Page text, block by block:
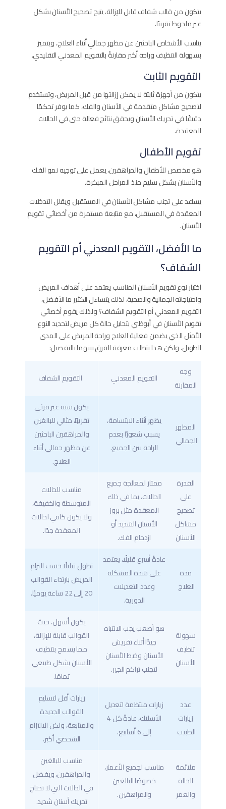
يتكون من قالب شفاف قابل للإزالة، يتيح تصحيح الأسنان بشكل
غير ملحوظ تقريبًا.
يناسب الأشخاص الباحثين عن مظهر جمالي أثناء العلاج، ويتميز
بسهولة التنظيف وراحة أكبر مقارنةً بالتقويم المعدني التقليدي.
التقويم الثابت
يتكون من أجهزة ثابتة لا يمكن إزالتها من قبل المريض، وتستخدم
لتصحيح مشاكل متقدمة في الأسنان والفك، كما يوفر تحكمًا
دقيقًا في تحريك الأسنان ويحقق نتائج فعالة حتى في الحالات
المعقدة.
تقويم الأطفال
هو مخصص للأطفال والمراهقين، يعمل على توجيه نمو الفك
والأسنان بشكل سليم منذ المراحل المبكرة.
يساعد على تجنب مشاكل الأسنان في المستقبل ويقلل التدخلات
المعقدة في المستقبل، مع متابعة مستمرة من أخصائي تقويم
الأسنان.
ما الأفضل، التقويم المعدني أم التقويم
الشفاف؟
اختيار نوع تقويم الأسنان المناسب يعتمد على أهداف المريض
واحتياجاته الجمالية والصحية، لذلك يتساءل الكثير ما الأفضل،
التقويم المعدني أم التقويم الشفاف؟ ولذلك يقوم أخصائي
تقويم الأسنان في أبوظبي بتحليل حالة كل مريض لتحديد النوع
الأمثل الذي يضمن فعالية العلاج وراحة المريض على المدى
الطويل، ولكن هذا يتطلب معرفة الفرق بينهما بالتفصيل:
وجه
المقارنة
التقويم المعدني التقويم الشفاف
المظهر
الجمالي
يظهر أثناء الابتسامة،
يسبب شعورًا بعدم
الراحة بين الجميع.
يكون شبه غير مرئي
تقريبًا، مثالي للبالغين
والمراهقين الباحثين
عن مظهر جمالي أثناء
العلاج.
القدرة
على
تصحيح
مشاكل
الأسنان
ممتاز لمعالجة جميع
الحالات، بما في ذلك
المعقدة مثل بروز
الأسنان الشديد أو
ازدحام الفك.
مناسب للحالات
المتوسطة والخفيفة،
ولا يكون كافي لحالات
المعقدة جدًا.
مدة
العلاج
عادةً أسرع قليلًا، يعتمد
على شدة المشكلة
وعدد التعديلات
الدورية.
تطول قليلًا حسب التزام
المريض بارتداء القوالب
20 إلى 22 ساعة يوميًا.
سهولة
تنظيف
الأسنان
هو أصعب يجب الانتباه
جيدًا أثناء تفريش
الأسنان وخيط الأسنان
لتجنب تراكم الجير.
يكون أسهل، حيث
القوالب قابلة للإزالة،
مما يسمح بتنظيف
الأسنان بشكل طبيعي
تمامًا.
عدد
زيارات
الطبيب
زيارات منتظمة لتعديل
الأسلاك، عادةً كل 4
إلى 6 أسابيع.
زيارات أقل لتسليم
القوالب الجديدة
والمتابعة، ولكن الالتزام
الشخصي أكبر.
ملائمة
الحالة
والعمر
مناسب لجميع الأعمار،
خصوصًا البالغين
والمراهقين.
مناسب للبالغين
والمراهقين، ويفضل
في الحالات التي لا تحتاج
تحريك أسنان شديد.